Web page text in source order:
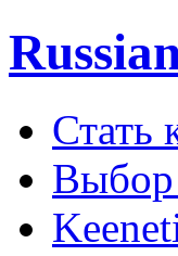
Стать
Выбор